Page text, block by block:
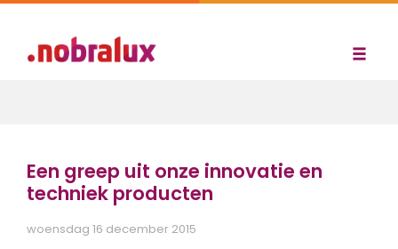
Een greep uit onze innovatie en
techniek producten
woensdag 16 december 2015